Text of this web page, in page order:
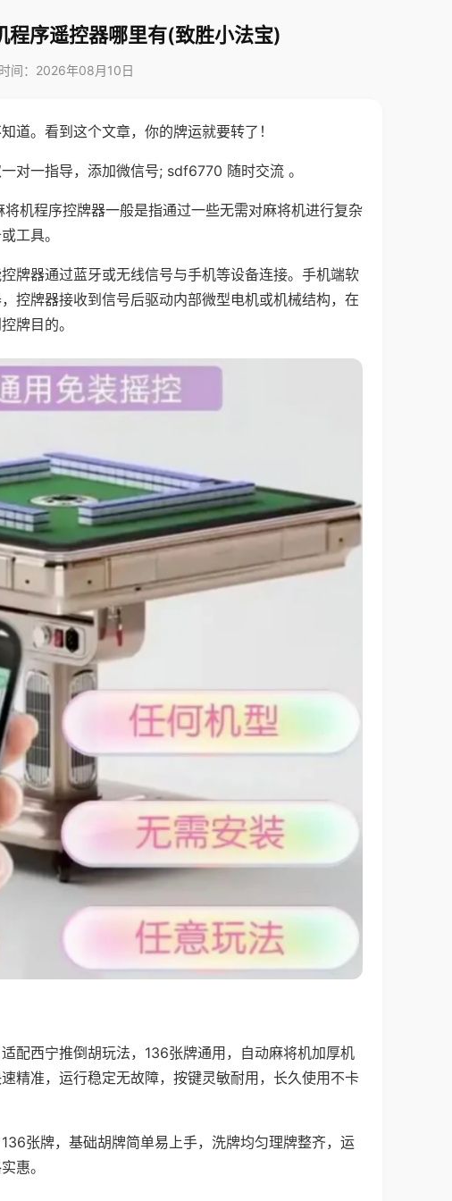
程序遥控器哪里有(致胜小法宝)
间：2026年08月10日
道。看到这个文章，你的牌运就要转了！
对一指导，添加微信号; sdf6770 随时交流 。
机程序控牌器一般是指通过一些无需对麻将机进行复杂
工具。
牌器通过蓝牙或无线信号与手机等设备连接。手机端软
控牌器接收到信号后驱动内部微型电机或机械结构，在
牌目的。
配西宁推倒胡玩法，136张牌通用，自动麻将机加厚机
精准，运行稳定无故障，按键灵敏耐用，长久使用不卡
张牌，基础胡牌简单易上手，洗牌均匀理牌整齐，运
惠。